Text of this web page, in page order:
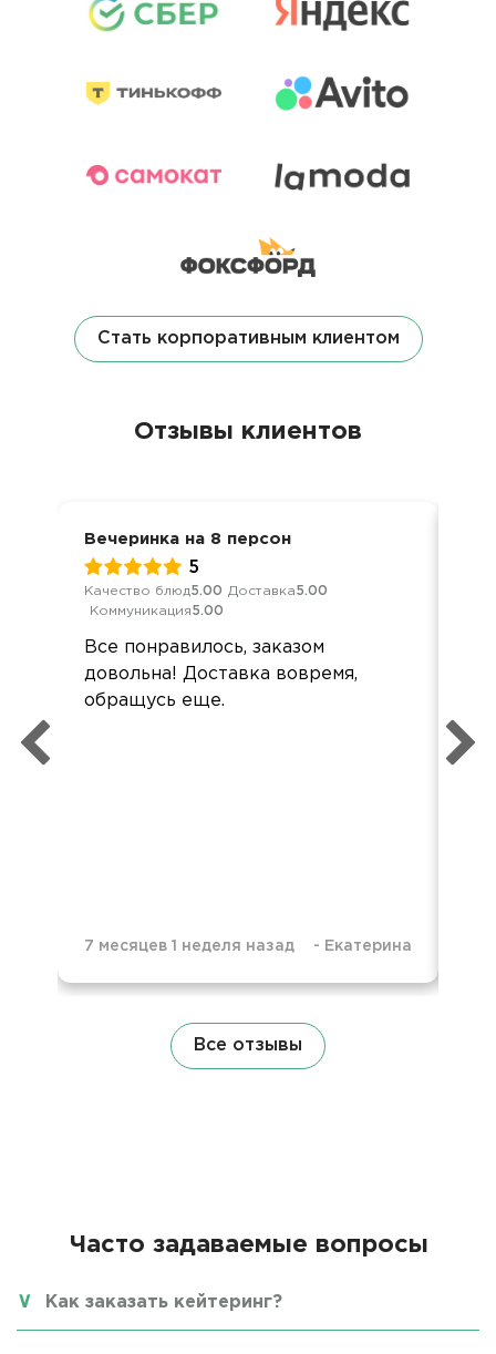
Стать корпоративным клиентом
Отзывы клиентов
Вечеринка на 8 персон
5
Качество блюд5.00 Доставка5.00
Коммуникация5.00
Все понравилось, заказом
довольна! Доставка вовремя,
обращусь еще.
7 месяцев 1 неделя назад - Екатерина
Все отзывы
Часто задаваемые вопросы
Как заказать кейтеринг?